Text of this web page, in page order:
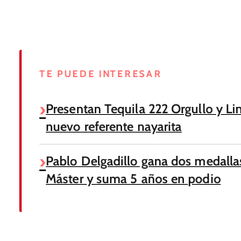
TE PUEDE INTERESAR
Presentan Tequila 222 Orgullo y
nuevo referente nayarita
Pablo Delgadillo gana dos
Máster y suma 5 años en podio